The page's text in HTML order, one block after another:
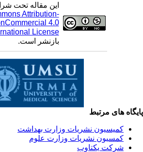
این مقاله تحت
Attribution-
4.0
License
بازنشر است.
های مرتبط
کمیسیون نشریات وزارت بهداشت
کمسیون نشریات وزارت علوم
شرکت یکتاوب